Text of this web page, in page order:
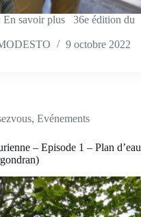
En savoir plus 36e édition du
9 octobre 2022
, Evénements
– Episode 1 – Plan d’eau